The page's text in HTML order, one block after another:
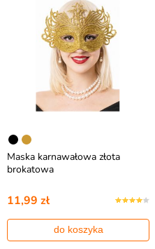
Maska karnawałowa złota
brokatowa
11,99 zł
do koszyka